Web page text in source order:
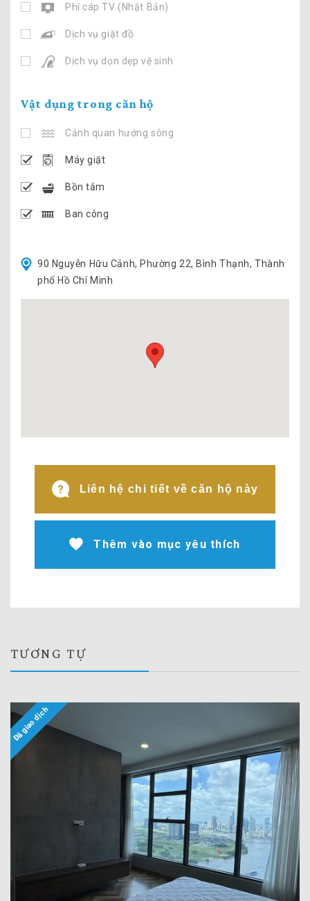
Phí cáp TV (Nhật Bản)
Dịch vụ giặt đồ
Dịch vụ dọn dẹp vệ sinh
Vật dụng trong căn hộ
Cảnh quan hướng sông
Máy giặt
Bồn tắm
Ban công
90 Nguyễn Hữu Cảnh, Phường 22, Bình Thạnh, Thành
phố Hồ Chí Minh
Liên hệ chi tiết về căn hộ này
Thêm vào mục yêu thích
TƯƠNG TỰ